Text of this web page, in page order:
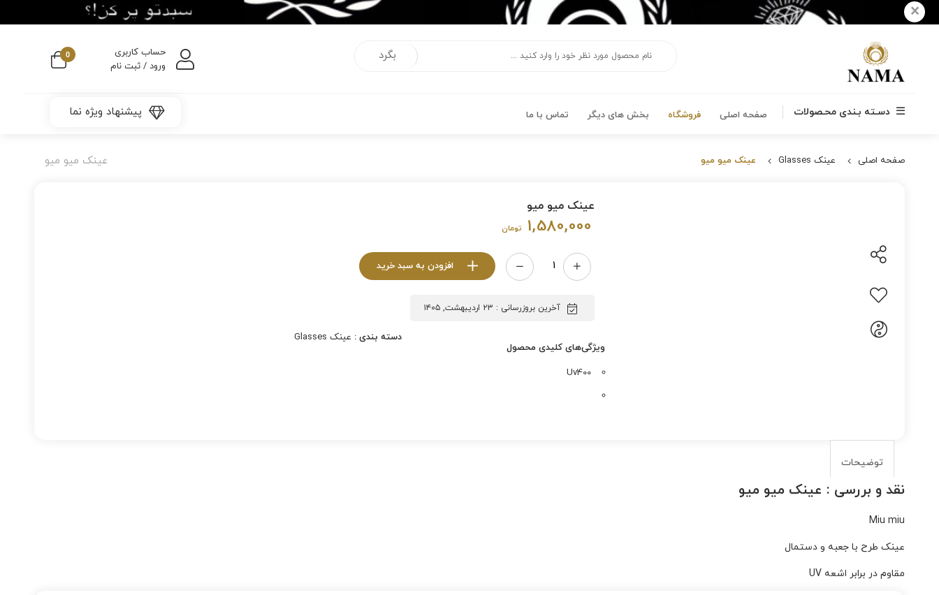
×
بگرد 0
حساب کاربری
ورود / ثبت نام
دسـته بـندی محـصولات صفحه اصلی فروشگاه بخش های دیگر تماس با ما پیشنهاد ویژه نما
عینک میو میو صفحه اصلی عینک Glasses عینک میو میو
عینک میو میو
1,580,000 تومان
افزودن به سبد خرید
آخرین بروزرسانی : ۲۳ اردیبهشت, ۱۴۰۵
ویژگی‌های کلیدی محصول
Uv400
دسته بندی : عینک Glasses
توضیحات
نقد و بررسی : عینک میو میو
Miu miu
عینک طرح با جعبه و دستمال
مقاوم در برابر اشعه UV